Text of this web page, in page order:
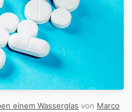
einem Wasserglas von Marco